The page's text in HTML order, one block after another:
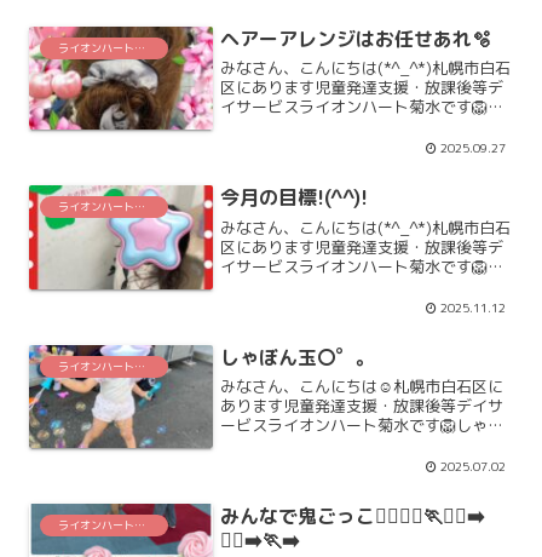
ライオンハート菊水 ヘアーアレンジはお任せあれ🫧
みなさん、こんにちは(*^_^*)札幌市白石
区にあります児童発達支援・放課後等デ
イサービスライオンハート菊水です🦁小
触り始めました・・・しばらくする
見て～！！」と素敵に...
2025.09.27
ライオンハート菊水 今月の目標!(^^)!
みなさん、こんにちは(*^_^*)札幌市白石
区にあります児童発達支援・放課後等デ
イサービスライオンハート菊水です🦁毎
と、個人目標を決めます。ひとりで考え
2025.11.12
ライオンハート菊水 しゃぼん玉〇゜。
みなさん、こんにちは☺札幌市白石区に
あります児童発達支援・放課後等デイサ
ービスライオンハート菊水です🦁しゃぼ
り、しゃぼん玉を飛ばしたり、楽しく遊
していますね(*^_^*...
2025.07.02
ライオンハート菊水
みんなで鬼ごっこ🏃‍♀️🏃‍♂️🏃🏃‍♀️‍➡️
🏃‍♂️‍➡️🏃‍➡️